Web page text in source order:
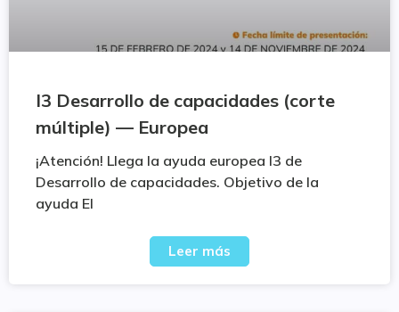
I3 Desarrollo de capacidades (corte
múltiple) — Europea
¡Atención! Llega la ayuda europea I3 de
Desarrollo de capacidades. Objetivo de la
ayuda El
Leer más